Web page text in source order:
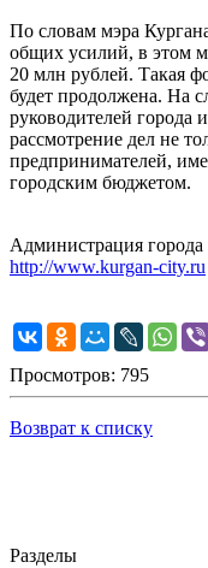
По словам мэра
общих усилий, в этом
20 млн рублей. Такая
будет продолжена. На
руководителей города
рассмотрение дел не
предпринимателей,
городским бюджетом.
Администрация города
http://www.kurgan-city.ru
Просмотров: 795
Возврат к списку
Разделы